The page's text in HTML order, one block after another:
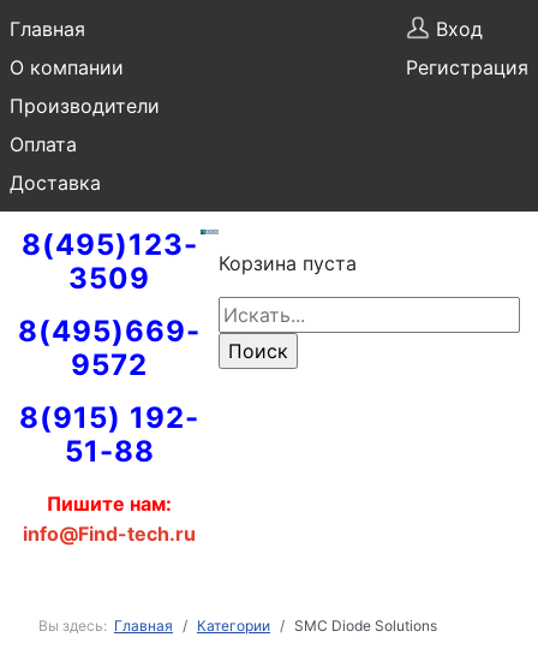
Главная
О компании
Производители
Оплата
Доставка
Вход
Регистрация
8(495)123-
3509
8(495)669-
9572
8(915) 192-
51-88
Пишите нам:
info@Find-tech.ru
Корзина пуста
Вы здесь: Главная Категории SMC Diode Solutions